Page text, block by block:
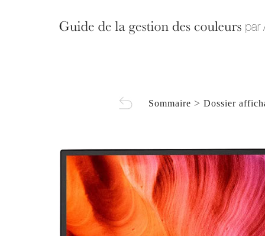
Sommaire > Dossier